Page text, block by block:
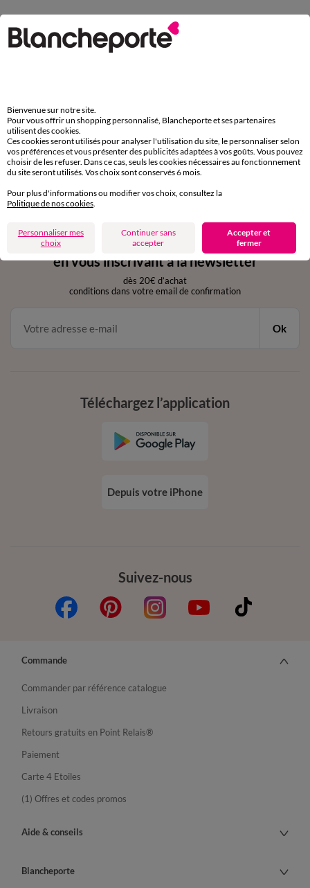
Paiement 100% sécurisé
Payez plus tard ou en plusieurs fois
Retours gratuits
sous 30 jours avec Mondial Relay uniquement
Service clients
par chat et par téléphone
de 8h00 à 20h00 du lundi au samedi
11€ Offerts
en vous inscrivant à la newsletter
dès 20€ d’achat
conditions dans votre email de confirmation
Ok
Suivez-nous
Téléchargez l’application
Depuis votre iPhone
Commande
Commander par référence catalogue
Livraison
Retours gratuits en Point Relais®
Paiement
Carte 4 Etoiles
(1) Offres et codes promos
Aide & conseils
Blancheporte
Bienvenue sur notre site.
Pour vous offrir un shopping personnalisé, Blancheporte et ses partenaires
utilisent des cookies.
Ces cookies seront utilisés pour analyser l'utilisation du site, le personnaliser selon
vos préférences et vous présenter des publicités adaptées à vos goûts. Vous pouvez
choisir de les refuser. Dans ce cas, seuls les cookies nécessaires au fonctionnement
du site seront utilisés. Vos choix sont conservés 6 mois.
Pour plus d'informations ou modifier vos choix, consultez la
Politique de nos cookies
Personnaliser mes
choix
Continuer sans
accepter
Accepter et
fermer